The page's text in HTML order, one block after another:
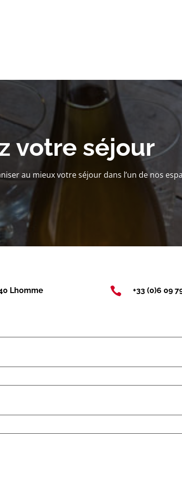
votre séjour
au mieux votre séjour dans l’un de nos
Lhomme  +33 (0)6 09